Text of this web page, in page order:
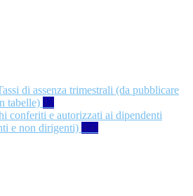
di assenza trimestrali (da pubblicare
tabelle) 12
conferiti e autorizzati ai dipendenti
e non dirigenti) 490